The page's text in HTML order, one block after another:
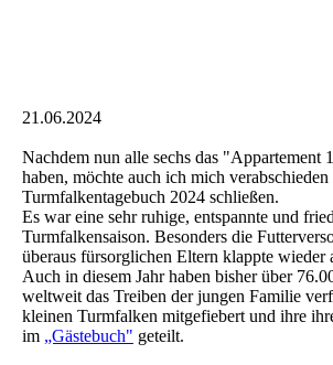
21.06.2024
Nachdem nun alle sechs das "Appartement
haben, möchte auch ich mich verabschieden
Turmfalkentagebuch 2024 schließen.
Es war eine sehr ruhige, entspannte und
Turmfalkensaison. Besonders die
überaus fürsorglichen Eltern klappte wieder
Auch in diesem Jahr haben bisher über
weltweit das Treiben der jungen Familie
kleinen Turmfalken mitgefiebert und ihre
im „Gästebuch" geteilt.